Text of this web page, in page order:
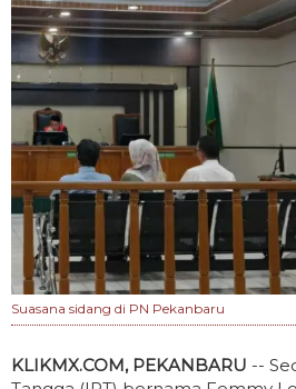
Suasana sidang di PN Pekanbaru
KLIKMX.COM, PEKANBARU --